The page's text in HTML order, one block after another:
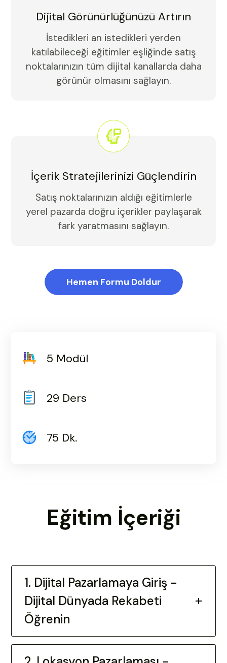
Dijital Görünürlüğünüzü Artırın
İstedikleri an istedikleri yerden
katılabileceği eğitimler eşliğinde satış
noktalarınızın tüm dijital kanallarda daha
görünür olmasını sağlayın.
İçerik Stratejilerinizi Güçlendirin
Satış noktalarınızın aldığı eğitimlerle
yerel pazarda doğru içerikler paylaşarak
fark yaratmasını sağlayın.
Hemen Formu Doldur
5 Modül
29 Ders
75 Dk.
Eğitim İçeriği
1. Dijital Pazarlamaya Giriş -
Dijital Dünyada Rekabeti
Öğrenin